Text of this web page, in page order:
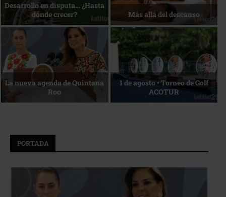
Bottega, un viaje servido a la
mesa
Energía que Impulsa la
competitividad
Reconocimiento de viajeros La esencia del servicio
PORTADA